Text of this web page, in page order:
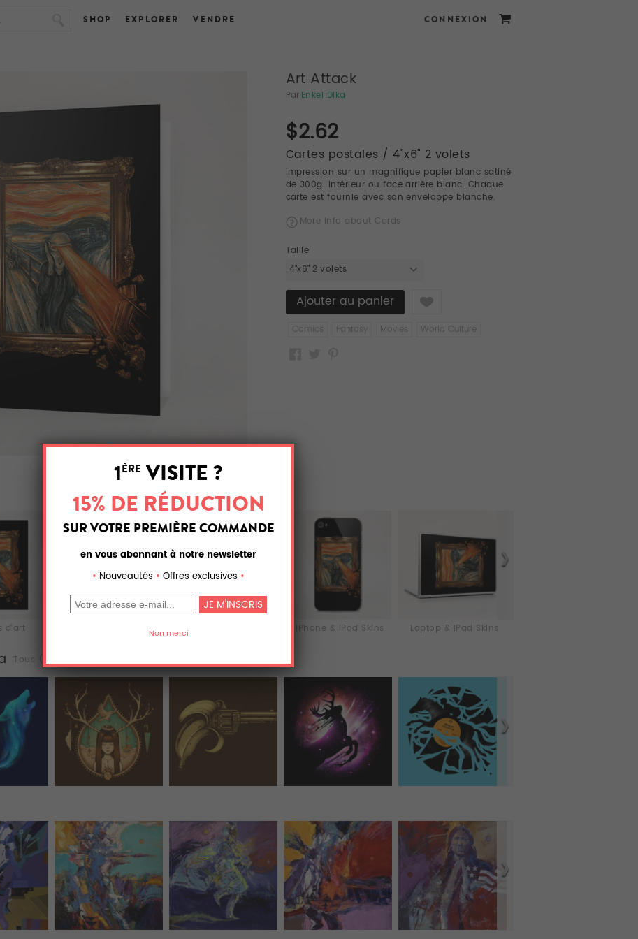
SHOP EXPLORER VENDRE CONNEXION
Art Attack
Par Enkel Dika
$2.62
Cartes postales / 4"x6" 2 volets
Impression sur un magnifique papier blanc satiné
de 300g. Intérieur ou face arrière blanc. Chaque
carte est fournie avec son enveloppe blanche.
More info about Cards
Taille
4"x6" 2 volets
Like
Comics Fantasy Movies World Culture
d'art iPhone & iPod Skins Laptop & iPad Skins
Tous (10)